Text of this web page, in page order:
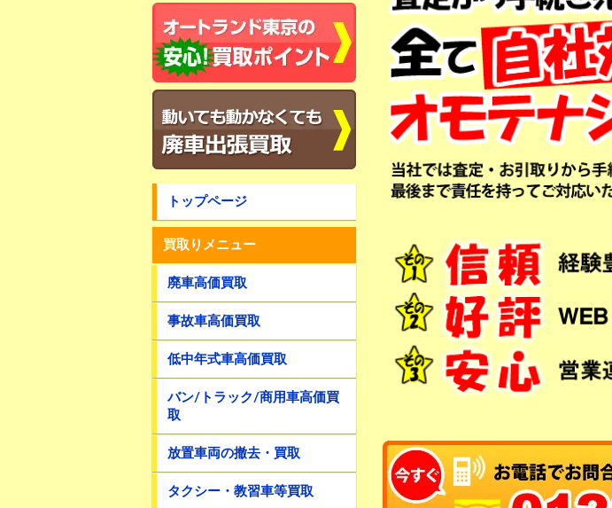
トップページ
買取りメニュー
廃車高価買取
事故車高価買取
低中年式車高価買取
バン/トラック/商用車高価買
取
放置車両の撤去・買取
タクシー・教習車等買取